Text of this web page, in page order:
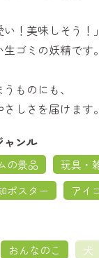
！美味しそう！
ゴミの妖精です。
ものにも、
しさを届けます。
ャンル
の景品 玩具・
ポスター
アイ
おんなのこ 犬